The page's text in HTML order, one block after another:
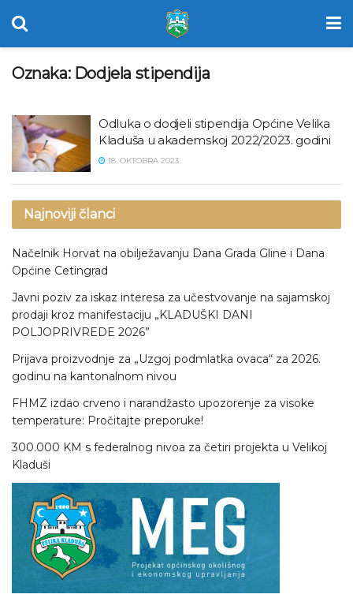
Oznaka: Dodjela stipendija
Odluka o dodjeli stipendija Općine Velika
Kladuša u akademskoj 2022/2023. godini
18. OKTOBRA 2023.
Najnoviji članci
Načelnik Horvat na obilježavanju Dana Grada Gline i Dana
Općine Cetingrad
Javni poziv za iskaz interesa za učestvovanje na sajamskoj
prodaji kroz manifestaciju „KLADUŠKI DANI
POLJOPRIVREDE 2026”
Prijava proizvodnje za „Uzgoj podmlatka ovaca“ za 2026.
godinu na kantonalnom nivou
FHMZ izdao crveno i narandžasto upozorenje za visoke
temperature: Pročitajte preporuke!
300.000 KM s federalnog nivoa za četiri projekta u Velikoj
Kladuši